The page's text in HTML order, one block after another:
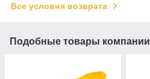
Все условия возврата
Подобные товары компании